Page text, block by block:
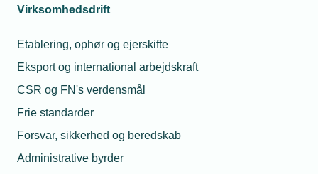
Virksomhedsdrift
Etablering, ophør og ejerskifte
Eksport og international arbejdskraft
CSR og FN's verdensmål
Frie standarder
Forsvar, sikkerhed og beredskab
Administrative byrder
Relaterede nyheder
epidemi